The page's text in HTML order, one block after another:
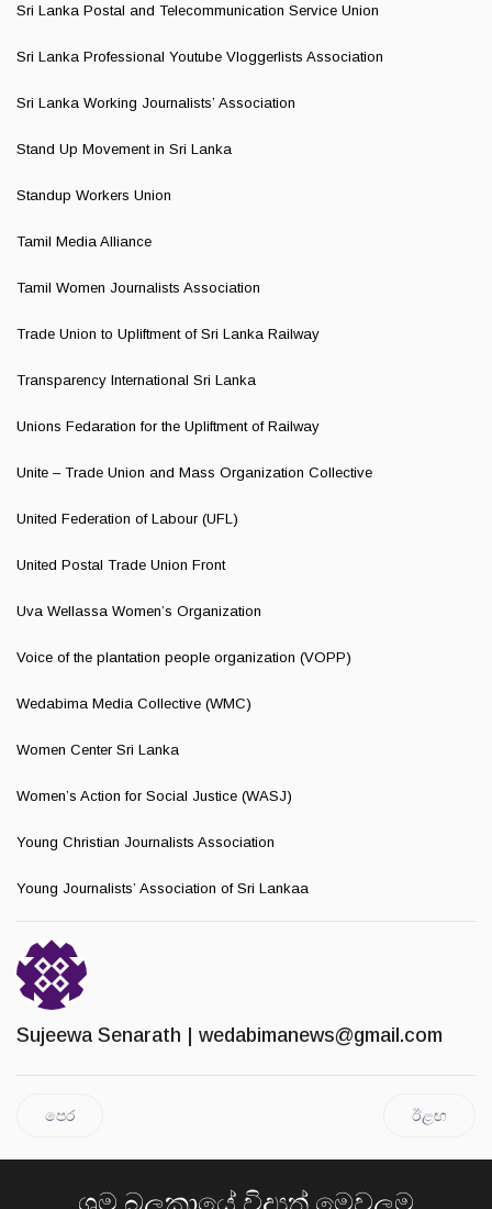
Sri Lanka Postal and Telecommunication Service Union
Sri Lanka Professional Youtube Vloggerlists Association
Sri Lanka Working Journalists’ Association
Stand Up Movement in Sri Lanka
Standup Workers Union
Tamil Media Alliance
Tamil Women Journalists Association
Trade Union to Upliftment of Sri Lanka Railway
Transparency International Sri Lanka
Unions Fedaration for the Upliftment of Railway
Unite – Trade Union and Mass Organization Collective
United Federation of Labour (UFL)
United Postal Trade Union Front
Uva Wellassa Women’s Organization
Voice of the plantation people organization (VOPP)
Wedabima Media Collective (WMC)
Women Center Sri Lanka
Women’s Action for Social Justice (WASJ)
Young Christian Journalists Association
Young Journalists’ Association of Sri Lankaa
Sujeewa Senarath | wedabimanews@gmail.com
පෙර ඊළඟ